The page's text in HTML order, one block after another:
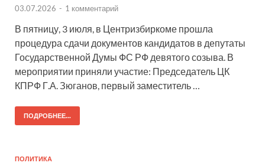
03.07.2026 - 1 комментарий
В пятницу, 3 июля, в Центризбиркоме прошла
процедура сдачи документов кандидатов в депутаты
Государственной Думы ФС РФ девятого созыва. В
мероприятии приняли участие: Председатель ЦК
КПРФ Г.А. Зюганов, первый заместитель …
ПОДРОБНЕЕ...
ПОЛИТИКА